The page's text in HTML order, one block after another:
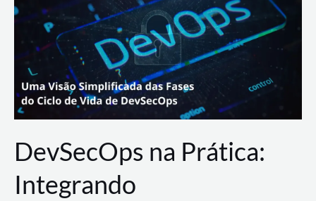
Rural
DevSecOps na Prática:
Integrando